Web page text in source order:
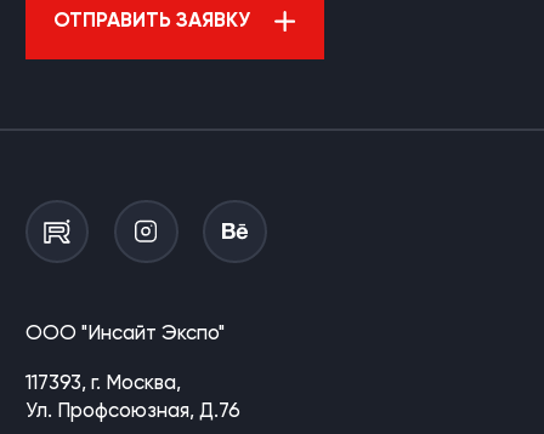
ОТПРАВИТЬ ЗАЯВКУ
ООО "Инсайт Экспо"
117393, г. Москва,
Ул. Профсоюзная, Д.76